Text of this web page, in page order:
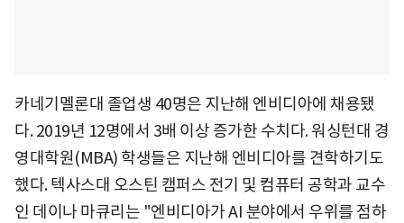
카네기멜론대 졸업생 40명은 지난해 엔비디아에 채용됐
다. 2019년 12명에서 3배 이상 증가한 수치다. 워싱턴대 경
영대학원(MBA) 학생들은 지난해 엔비디아를 견학하기도
했다. 텍사스대 오스틴 캠퍼스 전기 및 컴퓨터 공학과 교수
인 데이나 마큐리는 "엔비디아가 AI 분야에서 우위를 점하